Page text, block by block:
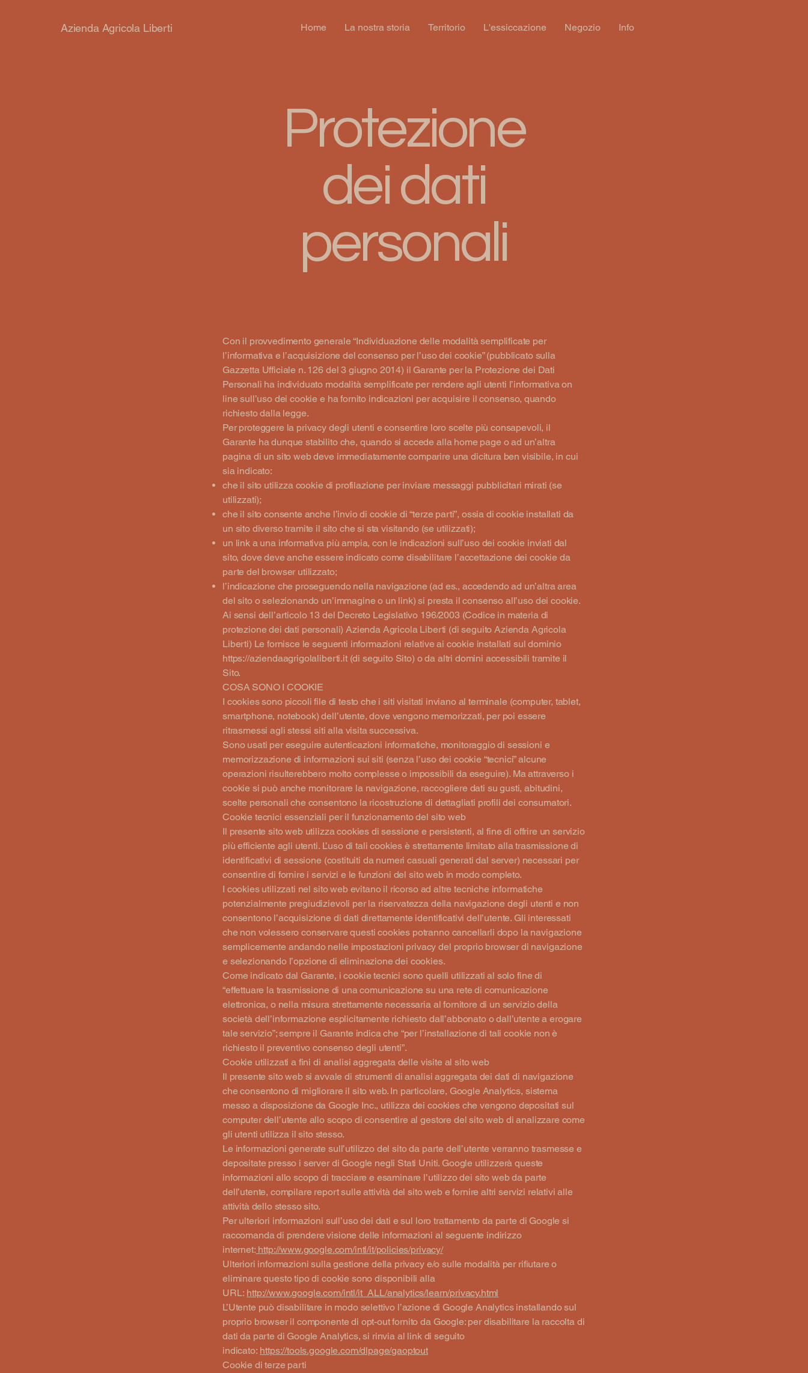
Azienda Agricola Liberti Home La nostra storia Territorio L'essiccazione Negozio Info
Protezione
dei dati
personali
Con il provvedimento generale “Individuazione delle modalità semplificate per
l’informativa e l’acquisizione del consenso per l’uso dei cookie” (pubblicato sulla
Gazzetta Ufficiale n. 126 del 3 giugno 2014) il Garante per la Protezione dei Dati
Personali ha individuato modalità semplificate per rendere agli utenti l’informativa on
line sull’uso dei cookie e ha fornito indicazioni per acquisire il consenso, quando
richiesto dalla legge.
Per proteggere la privacy degli utenti e consentire loro scelte più consapevoli, il
Garante ha dunque stabilito che, quando si accede alla home page o ad un’altra
pagina di un sito web deve immediatamente comparire una dicitura ben visibile, in cui
sia indicato:
che il sito utilizza cookie di profilazione per inviare messaggi pubblicitari mirati (se
utilizzati);
che il sito consente anche l’invio di cookie di “terze parti”, ossia di cookie installati da
un sito diverso tramite il sito che si sta visitando (se utilizzati);
un link a una informativa più ampia, con le indicazioni sull’uso dei cookie inviati dal
sito, dove deve anche essere indicato come disabilitare l’accettazione dei cookie da
parte del browser utilizzato;
l’indicazione che proseguendo nella navigazione (ad es., accedendo ad un’altra area
del sito o selezionando un’immagine o un link) si presta il consenso all’uso dei cookie.
Ai sensi dell’articolo 13 del Decreto Legislativo 196/2003 (Codice in materia di
protezione dei dati personali) Azienda Agricola Liberti (di seguito Azienda Agricola
Liberti) Le fornisce le seguenti informazioni relative ai cookie installati sul dominio
https://aziendaagrigolaliberti.it(di seguito Sito) o da altri domini accessibili tramite il
Sito.
COSA SONO I COOKIE
I cookies sono piccoli file di testo che i siti visitati inviano al terminale (computer, tablet,
smartphone, notebook) dell’utente, dove vengono memorizzati, per poi essere
ritrasmessi agli stessi siti alla visita successiva.
Sono usati per eseguire autenticazioni informatiche, monitoraggio di sessioni e
memorizzazione di informazioni sui siti (senza l’uso dei cookie “tecnici” alcune
operazioni risulterebbero molto complesse o impossibili da eseguire). Ma attraverso i
cookie si può anche monitorare la navigazione, raccogliere dati su gusti, abitudini,
scelte personali che consentono la ricostruzione di dettagliati profili dei consumatori.
Cookie tecnici essenziali per il funzionamento del sito web
Il presente sito web utilizza cookies di sessione e persistenti, al fine di offrire un servizio
più efficiente agli utenti. L’uso di tali cookies è strettamente limitato alla trasmissione di
identificativi di sessione (costituiti da numeri casuali generati dal server) necessari per
consentire di fornire i servizi e le funzioni del sito web in modo completo.
I cookies utilizzati nel sito web evitano il ricorso ad altre tecniche informatiche
potenzialmente pregiudizievoli per la riservatezza della navigazione degli utenti e non
consentono l’acquisizione di dati direttamente identificativi dell’utente. Gli interessati
che non volessero conservare questi cookies potranno cancellarli dopo la navigazione
semplicemente andando nelle impostazioni privacy del proprio browser di navigazione
e selezionando l’opzione di eliminazione dei cookies.
Come indicato dal Garante, i cookie tecnici sono quelli utilizzati al solo fine di
“effettuare la trasmissione di una comunicazione su una rete di comunicazione
elettronica, o nella misura strettamente necessaria al fornitore di un servizio della
società dell’informazione esplicitamente richiesto dall’abbonato o dall’utente a erogare
tale servizio”; sempre il Garante indica che “per l’installazione di tali cookie non è
richiesto il preventivo consenso degli utenti”.
Cookie utilizzati a fini di analisi aggregata delle visite al sito web
Il presente sito web si avvale di strumenti di analisi aggregata dei dati di navigazione
che consentono di migliorare il sito web. In particolare, Google Analytics, sistema
messo a disposizione da Google Inc., utilizza dei cookies che vengono depositati sul
computer dell’utente allo scopo di consentire al gestore del sito web di analizzare come
gli utenti utilizza il sito stesso.
Le informazioni generate sull’utilizzo del sito da parte dell’utente verranno trasmesse e
depositate presso i server di Google negli Stati Uniti. Google utilizzerà queste
informazioni allo scopo di tracciare e esaminare l’utilizzo dei sito web da parte
dell’utente, compilare report sulle attività del sito web e fornire altri servizi relativi alle
attività dello stesso sito.
Per ulteriori informazioni sull’uso dei dati e sul loro trattamento da parte di Google si
raccomanda di prendere visione delle informazioni al seguente indirizzo
internet: http://www.google.com/intl/it/policies/privacy/
Ulteriori informazioni sulla gestione della privacy e/o sulle modalità per rifiutare o
eliminare questo tipo di cookie sono disponibili alla
URL: http://www.google.com/intl/it_ALL/analytics/learn/privacy.html
L’Utente può disabilitare in modo selettivo l’azione di Google Analytics installando sul
proprio browser il componente di opt-out fornito da Google: per disabilitare la raccolta di
dati da parte di Google Analytics, si rinvia al link di seguito
indicato: https://tools.google.com/dlpage/gaoptout
Cookie di terze parti